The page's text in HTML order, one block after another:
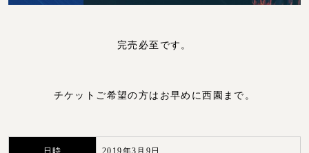
完売必至です。
チケットご希望の方はお早めに西園まで。
日時 2019年3月9日